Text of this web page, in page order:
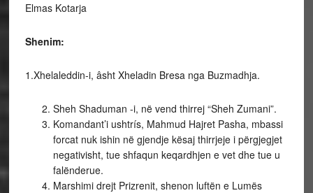
Elmas Kotarja
Shenim:
1.Xhelaleddin-i, âsht Xheladin Bresa nga Buzmadhja.
Sheh Shaduman -i, në vend thirrej “Sheh Zumani”.
Komandant’i ushtrís, Mahmud Hajret Pasha, mbassi
forcat nuk ishin në gjendje kësaj thirrjeje i përgjegjet
negativisht, tue shfaqun keqardhjen e vet dhe tue u
falënderue.
Marshimi drejt Prizrenit, shenon luftën e Lumës